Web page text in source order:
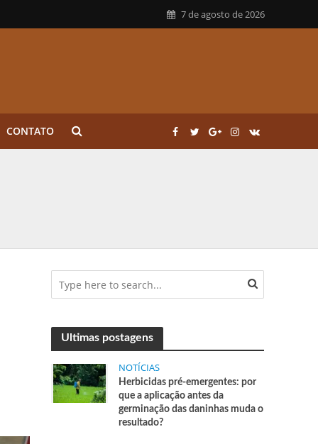
7 de agosto de 2026
CONTATO
Ultimas postagens
NOTÍCIAS
Herbicidas pré-emergentes: por
que a aplicação antes da
germinação das daninhas muda o
resultado?